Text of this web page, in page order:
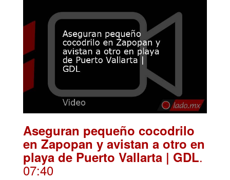
Aseguran pequeño cocodrilo
en Zapopan y avistan a otro en
playa de Puerto Vallarta | GDL.
07:40